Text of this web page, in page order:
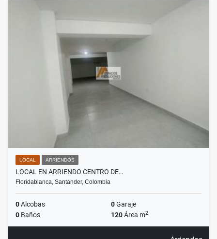
LOCAL ARRIENDOS
LOCAL EN ARRIENDO CENTRO DE…
Floridablanca, Santander, Colombia
0Alcobas 0Garaje
0 Baños 120Área m2